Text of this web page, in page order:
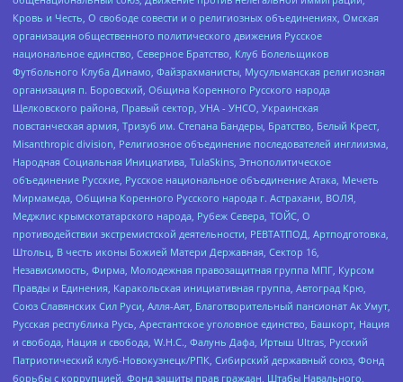
Кровь и Честь, О свободе совести и о религиозных объединениях, Омская
организация общественного политического движения Русское
национальное единство, Северное Братство, Клуб Болельщиков
Футбольного Клуба Динамо, Файзрахманисты, Мусульманская религиозная
организация п. Боровский, Община Коренного Русского народа
Щелковского района, Правый сектор, УНА - УНСО, Украинская
повстанческая армия, Тризуб им. Степана Бандеры, Братство, Белый Крест,
Misanthropic division, Религиозное объединение последователей инглиизма,
Народная Социальная Инициатива, TulaSkins, Этнополитическое
объединение Русские, Русское национальное объединение Атака, Мечеть
Мирмамеда, Община Коренного Русского народа г. Астрахани, ВОЛЯ,
Меджлис крымскотатарского народа, Рубеж Севера, ТОЙС, О
противодействии экстремистской деятельности, РЕВТАТПОД, Артподготовка,
Штольц, В честь иконы Божией Матери Державная, Сектор 16,
Независимость, Фирма, Молодежная правозащитная группа МПГ, Курсом
Правды и Единения, Каракольская инициативная группа, Автоград Крю,
Союз Славянских Сил Руси, Алля-Аят, Благотворительный пансионат Ак Умут,
Русская республика Русь, Арестантское уголовное единство, Башкорт, Нация
и свобода, Нация и свобода, W.H.С., Фалунь Дафа, Иртыш Ultras, Русский
Патриотический клуб-Новокузнецк/РПК, Сибирский державный союз, Фонд
борьбы с коррупцией, Фонд защиты прав граждан, Штабы Навального,